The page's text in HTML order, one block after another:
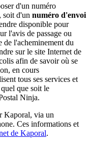
d'un numéro
soit d'un numéro d'envoi
disponible pour
l'avis de passage ou
de l'acheminement du
sur le site Internet de
afin de savoir où se
en cours
tous ses services et
que soit le
Ninja.
Kaporal, via un
Ces informations et
de Kaporal.